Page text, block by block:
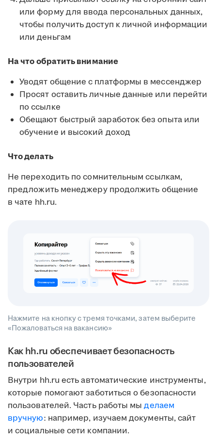
или форму для ввода персональных данных,
чтобы получить доступ к личной информации
или деньгам
На что обратить внимание
Уводят общение с платформы в мессенджер
Просят оставить личные данные или перейти
по ссылке
Обещают быстрый заработок без опыта или
обучение и высокий доход
Что делать
Не переходить по сомнительным ссылкам,
предложить менеджеру продолжить общение
в чате hh.ru.
Нажмите на кнопку с тремя точками, затем выберите
«Пожаловаться на вакансию»
Как hh.ru обеспечивает безопасность
пользователей
Внутри hh.ru есть автоматические инструменты,
которые помогают заботиться о безопасности
пользователей. Часть работы мыделаем
вручную: например, изучаем документы, сайт
и социальные сети компании.